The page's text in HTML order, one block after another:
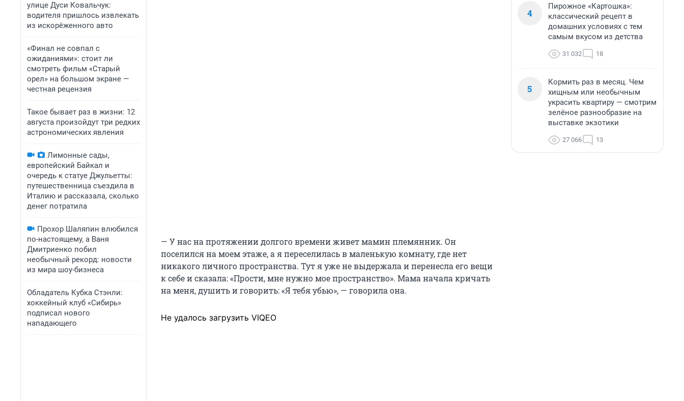
улице Дуси Ковальчук:
водителя пришлось извлекать
из искорёженного авто
«Финал не совпал с
ожиданиями»: стоит ли
смотреть фильм «Старый
орел» на большом экране —
честная рецензия
Такое бывает раз в жизни: 12
августа произойдут три редких
астрономических явления
Лимонные сады,
европейский Байкал и
очередь к статуе Джульетты:
путешественница съездила в
Италию и рассказала, сколько
денег потратила
Прохор Шаляпин влюбился
по-настоящему, а Ваня
Дмитриенко побил
необычный рекорд: новости
из мира шоу-бизнеса
Обладатель Кубка Стэнли:
хоккейный клуб «Сибирь»
подписал нового
нападающего
— У нас на протяжении долгого времени живет мамин племянник. Он
поселился на моем этаже, а я переселилась в маленькую комнату, где нет
никакого личного пространства. Тут я уже не выдержала и перенесла его вещи
к себе и сказала: «Прости, мне нужно мое пространство». Мама начала кричать
на меня, душить и говорить: «Я тебя убью», — говорила она.
Не удалось загрузить VIQEO
4
Пирожное «Картошка»:
классический рецепт в
домашних условиях с тем
самым вкусом из детства
31 032 18
5
Кормить раз в месяц. Чем
хищным или необычным
украсить квартиру — смотрим
зелёное разнообразие на
выставке экзотики
27 066 13